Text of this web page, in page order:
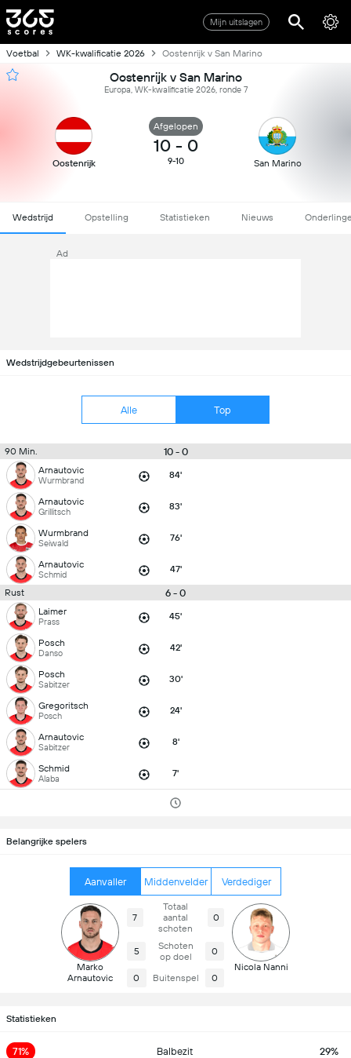
Mijn uitslagen
Voetbal WK-kwalificatie 2026 Oostenrijk v San Marino
Oostenrijk v San Marino
Europa, WK-kwalificatie 2026, ronde 7
Oostenrijk
Afgelopen
10 - 0
9-10 San Marino
Wedstrijd Opstelling Statistieken Nieuws
Ad
Wedstrijdgebeurtenissen
Alle Top
90 Min. 10 - 0
Arnautovic
Wurmbrand 84'
Arnautovic
Grillitsch 83'
Wurmbrand
Seiwald 76'
Arnautovic
Schmid 47'
Rust 6 - 0
Laimer
Prass 45'
Posch
Danso 42'
Posch
Sabitzer 30'
Gregoritsch
Posch 24'
Arnautovic
Sabitzer 8'
Schmid
Alaba 7'
Belangrijke spelers
Aanvaller Middenvelder Verdediger
Marko
Arnautovic
7
Totaal
aantal
schoten
0
5
Schoten
op doel
0
0 Buitenspel 0
Nicola Nanni
Statistieken
71% Balbezit 29%